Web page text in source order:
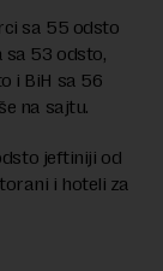
sa 55 odsto
sa 53 odsto,
i BiH sa 56
na sajtu.
jeftiniji od
i hoteli za